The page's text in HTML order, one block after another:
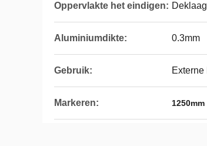
Oppervlakte het eindigen: Deklaag
Aluminiumdikte: 0.3mm
Gebruik:
Markeren: